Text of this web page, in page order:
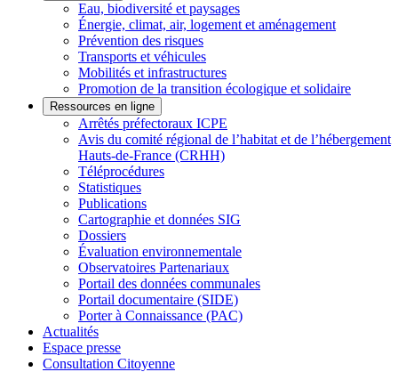
Eau, biodiversité et paysages
Énergie, climat, air, logement et aménagement
Prévention des risques
Transports et véhicules
Mobilités et infrastructures
Promotion de la transition écologique et solidaire
Ressources en ligne
Arrêtés préfectoraux ICPE
Avis du comité régional de l’habitat et de l’hébergement
Hauts-de-France (CRHH)
Téléprocédures
Statistiques
Publications
Cartographie et données SIG
Dossiers
Évaluation environnementale
Observatoires Partenariaux
Portail des données communales
Portail documentaire (SIDE)
Porter à Connaissance (PAC)
Actualités
Espace presse
Consultation Citoyenne